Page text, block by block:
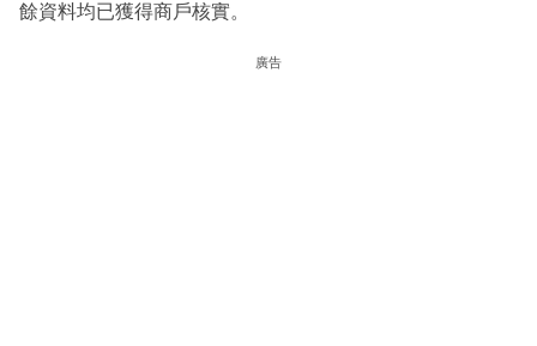
餘資料均已獲得商戶核實。
廣告